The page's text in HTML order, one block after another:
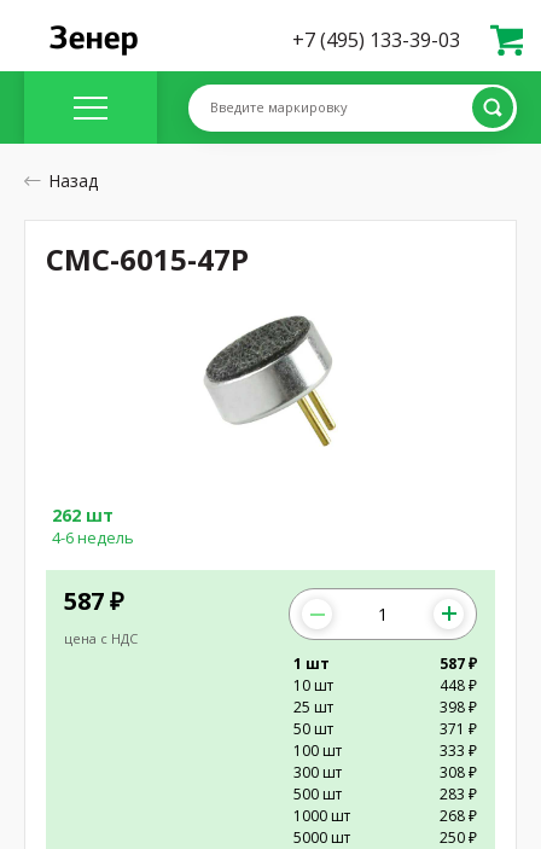
+7 (495) 133-39-03
Введите маркировку
Назад
587 ₽
цена с НДС
262 шт
4-6 недель
1 шт
587 ₽
10 шт
448 ₽
25 шт
398 ₽
50 шт
371 ₽
100 шт
333 ₽
300 шт
308 ₽
500 шт
283 ₽
1000 шт
268 ₽
5000 шт
250 ₽
CMC-6015-47P